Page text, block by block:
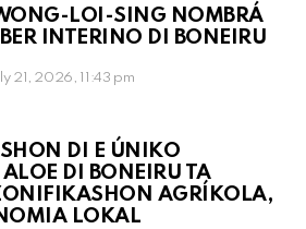
LOI-SING NOMBRÁ
INTERINO DI BONEIRU
21, 2026, 11:43 pm
DI E ÚNIKO
DI BONEIRU TA
AGRÍKOLA,
LOKAL